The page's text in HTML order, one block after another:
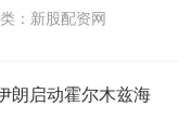
： 新股配资网
朗启动霍尔木兹海